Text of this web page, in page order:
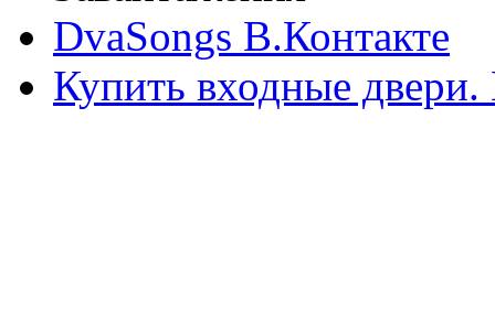
DvaSongs В.Контакте
Купить входные двери.